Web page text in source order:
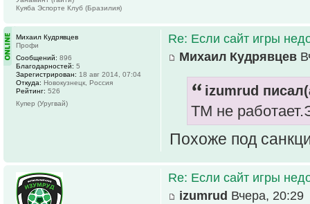
Куяба Эспорте Клуб (Бразилия)
Re: Если сайт игры
Михаил Кудрявцев
izumrud
ТМ не
Похоже под
Михаил Кудрявцев
Профи
Сообщений: 896
Благодарностей: 5
Зарегистрирован: 18 авг 2014, 07:04
Откуда: Новокузнецк, Россия
Рейтинг: 526
Купер (Уругвай)
Re: Если сайт игры
izumrud Вчера, 20:29